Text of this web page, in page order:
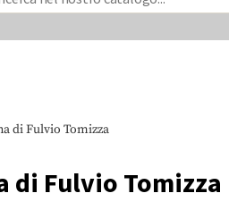
di Fulvio Tomizza
Fulvio Tomizza